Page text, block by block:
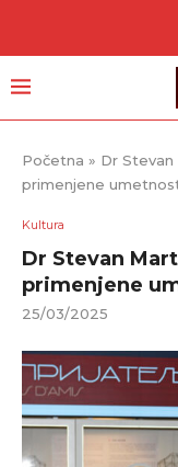
Početna » Dr
primenjene
Kultura
Dr Stevan
primenjene
25/03/2025